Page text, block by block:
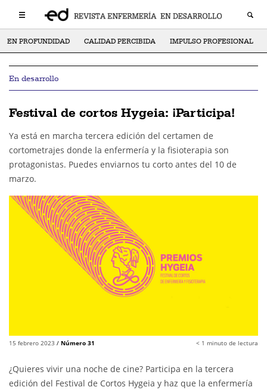
EN PROFUNDIDAD CALIDAD PERCIBIDA IMPULSO PROFESIONAL
En desarrollo
Festival de cortos Hygeia: ¡Participa!
Ya está en marcha tercera edición del certamen de
cortometrajes donde la enfermería y la fisioterapia son
protagonistas. Puedes enviarnos tu corto antes del 10 de
marzo.
15 febrero 2023 / Número 31 < 1 minuto de lectura
¿Quieres vivir una noche de cine? Participa en la tercera
edición del Festival de Cortos Hygeia y haz que la enfermería